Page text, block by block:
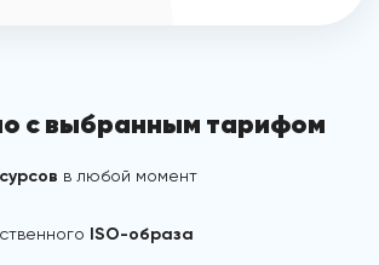
с выбранным тарифом
в любой момент
ISO-образа